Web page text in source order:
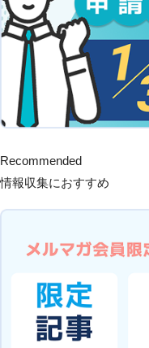
Recommended
情報収集におすすめ